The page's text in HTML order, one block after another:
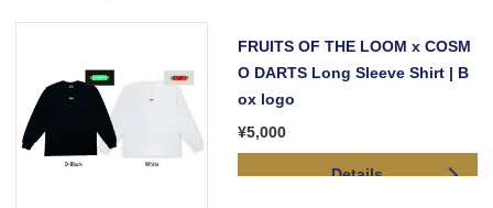
FRUITS OF THE LOOM x COSM
O DARTS Long Sleeve Shirt | B
ox logo
¥5,000
Details